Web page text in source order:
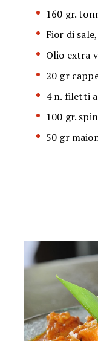
160 gr.
Fior di
Olio extra
20 gr
4 n. filetti
100 gr.
50 gr